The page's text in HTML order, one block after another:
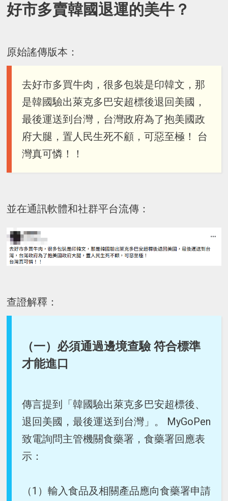
好市多賣韓國退運的美牛？
原始謠傳版本：
去好市多買牛肉，很多包裝是印韓文，那
是韓國驗出萊克多巴安超標後退回美國，
最後運送到台灣，台灣政府為了抱美國政
府大腿，置人民生死不顧，可惡至極！ 台
灣真可憐！！
並在通訊軟體和社群平台流傳：
查證解釋：
（一）必須通過邊境查驗 符合標準
才能進口
傳言提到「韓國驗出萊克多巴安超標後、
退回美國，最後運送到台灣」。 MyGoPen
致電詢問主管機關食藥署，食藥署回應表
示：
（1）輸入食品及相關產品應向食藥署申請